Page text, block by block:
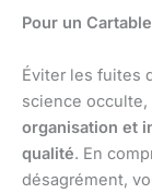
Pour un
Éviter les fuites
science
organisation et
qualité. En
désagrément,